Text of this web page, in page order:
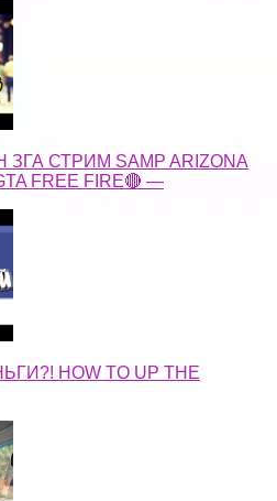
СТРИМ SAMP ARIZONA
FREE FIRE🔴 —
HOW TO UP THE